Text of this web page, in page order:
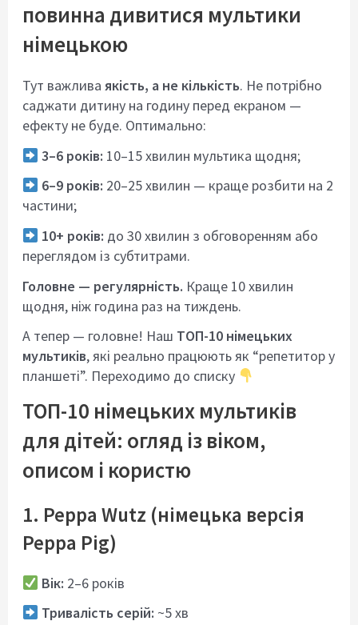
повинна дивитися мультики
німецькою
Тут важлива якість, а не кількість. Не потрібно
саджати дитину на годину перед екраном —
ефекту не буде. Оптимально:
3–6 років: 10–15 хвилин мультика щодня;
6–9 років: 20–25 хвилин — краще розбити на 2
частини;
10+ років: до 30 хвилин з обговоренням або
переглядом із субтитрами.
Головне — регулярність. Краще 10 хвилин
щодня, ніж година раз на тиждень.
А тепер — головне! Наш ТОП-10 німецьких
мультиків, які реально працюють як “репетитор у
планшеті”. Переходимо до списку
ТОП-10 німецьких мультиків
для дітей: огляд із віком,
описом і користю
1. Peppa Wutz (німецька версія
Peppa Pig)
Вік: 2–6 років
Тривалість серій: ~5 хв